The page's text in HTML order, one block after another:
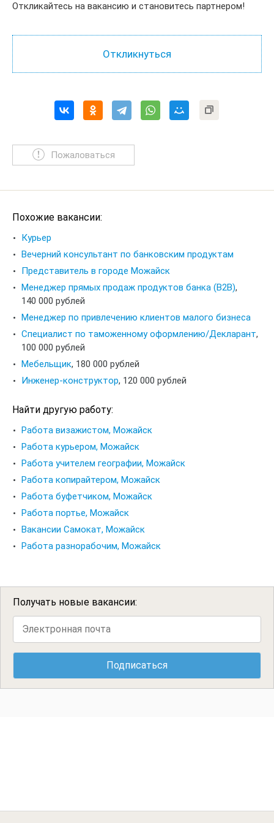
Откликайтесь на вакансию и становитесь партнером!
Пожаловаться
Похожие вакансии:
Курьер
Вечерний консультант по банковским продуктам
Представитель в городе Можайск
Менеджер прямых продаж продуктов банка (B2B),
140 000 рублей
Менеджер по привлечению клиентов малого бизнеса
Специалист по таможенному оформлению/Декларант,
100 000 рублей
Мебельщик, 180 000 рублей
Инженер-конструктор, 120 000 рублей
Найти другую работу:
Работа визажистом, Можайск
Работа курьером, Можайск
Работа учителем географии, Можайск
Работа копирайтером, Можайск
Работа буфетчиком, Можайск
Работа портье, Можайск
Вакансии Самокат, Можайск
Работа разнорабочим, Можайск
Получать новые вакансии: